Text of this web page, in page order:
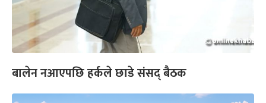
बालेन नआएपछि हर्कले छाडे संसद् बैठक